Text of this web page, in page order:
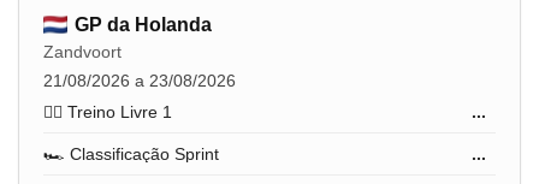
GP da Holanda
Zandvoort
21/08/2026 a 23/08/2026
🏋️‍♂️ Treino Livre 1
...
🏎️ Classificação Sprint ...